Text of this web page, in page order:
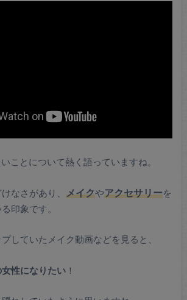
ことについて熱く語っていますね。
なさがあり、 メイクやアクセサリーを
印象です。
していたメイク動画などを見ると、
性になりたい！